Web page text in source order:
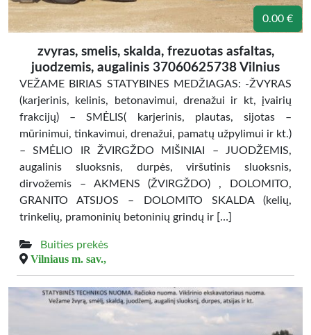
0.00 €
zvyras, smelis, skalda, frezuotas asfaltas,
juodzemis, augalinis 37060625738 Vilnius
VEŽAME BIRIAS STATYBINES MEDŽIAGAS: -ŽVYRAS
(karjerinis, kelinis, betonavimui, drenažui ir kt, įvairių
frakcijų) – SMĖLIS( karjerinis, plautas, sijotas –
mūrinimui, tinkavimui, drenažui, pamatų užpylimui ir kt.)
– SMĖLIO IR ŽVIRGŽDO MIŠINIAI – JUODŽEMIS,
augalinis sluoksnis, durpės, viršutinis sluoksnis,
dirvožemis – AKMENS (ŽVIRGŽDO) , DOLOMITO,
GRANITO ATSIJOS – DOLOMITO SKALDA (kelių,
trinkelių, pramoninių betoninių grindų ir […]
Buities prekės
Vilniaus m. sav.,